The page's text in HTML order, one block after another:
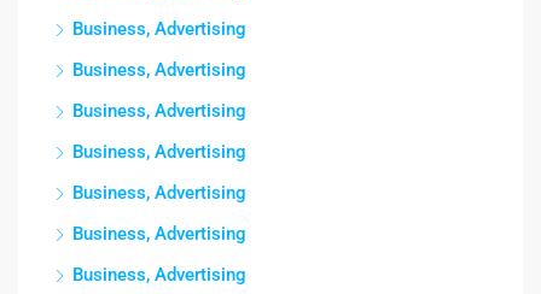
Business, Advertising
Business, Advertising
Business, Advertising
Business, Advertising
Business, Advertising
Business, Advertising
Business, Advertising